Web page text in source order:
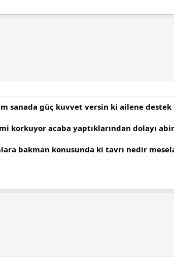
sanada güç kuvvet versin ki ailene
korkuyor acaba yaptıklarından dolayı
bakman konusunda ki tavrı nedir